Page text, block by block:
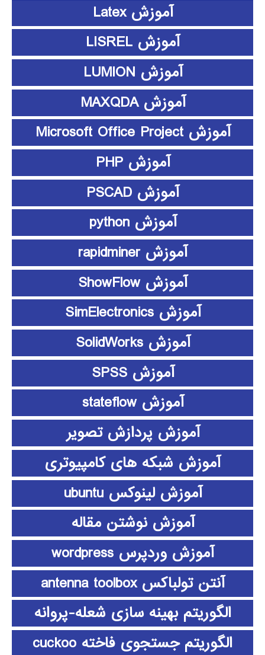
آموزش Latex
آموزش LISREL
آموزش LUMION
آموزش MAXQDA
آموزش Microsoft Office Project
آموزش PHP
آموزش PSCAD
آموزش python
آموزش rapidminer
آموزش ShowFlow
آموزش SimElectronics
آموزش SolidWorks
آموزش SPSS
آموزش stateflow
آموزش پردازش تصویر
آموزش شبکه های کامپیوتری
آموزش لینوکس ubuntu
آموزش نوشتن مقاله
آموزش وردپرس wordpress
آنتن تولباکس antenna toolbox
الگوریتم بهینه سازی شعله-پروانه
الگوریتم جستجوی فاخته cuckoo